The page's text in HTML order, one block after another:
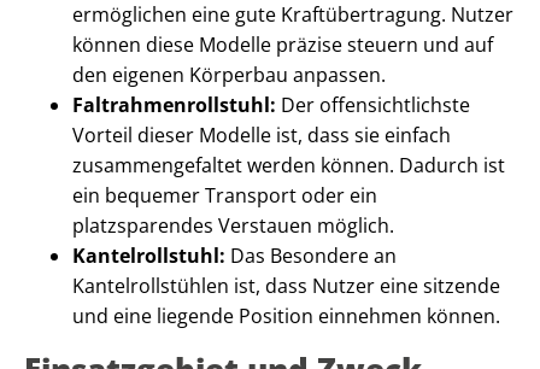
ermöglichen eine gute Kraftübertragung. Nutzer
können diese Modelle präzise steuern und auf
den eigenen Körperbau anpassen.
Faltrahmenrollstuhl: Der offensichtlichste
Vorteil dieser Modelle ist, dass sie einfach
zusammengefaltet werden können. Dadurch ist
ein bequemer Transport oder ein
platzsparendes Verstauen möglich.
Kantelrollstuhl: Das Besondere an
Kantelrollstühlen ist, dass Nutzer eine sitzende
und eine liegende Position einnehmen können.